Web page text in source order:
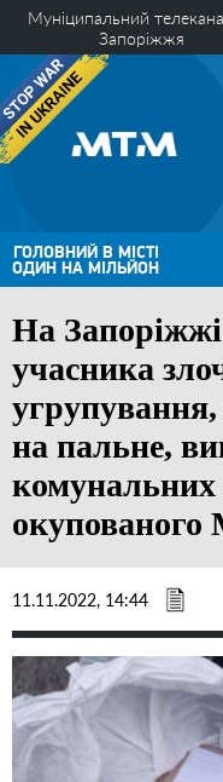
Муніципальний
Запоріжжя
ГОЛОВНИЙ В МІСТІ
ОДИН НА МІЛЬЙОН
На
учасника
на пальне,
комунальних
окупованого
11.11.2022, 14:44